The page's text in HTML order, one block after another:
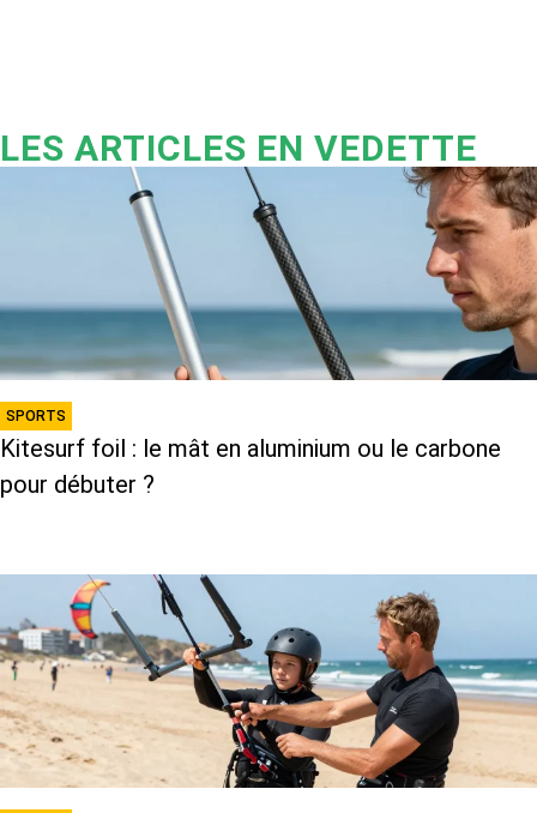
LES ARTICLES EN VEDETTE
SPORTS
Kitesurf foil : le mât en aluminium ou le carbone
pour débuter ?